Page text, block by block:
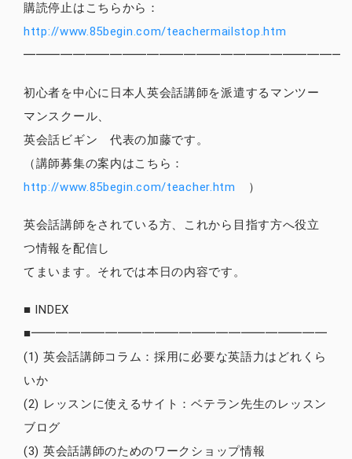
購読停止はこちらから：
http://www.85begin.com/teachermailstop.htm
初心者を中心に日本人英会話講師を派遣するマンツー
マンスクール、
英会話ビギン 代表の加藤です。
（講師募集の案内はこちら：
http://www.85begin.com/teacher.htm
）
英会話講師をされている方、これから目指す方へ役立
つ情報を配信し
てまいます。それでは本日の内容です。
■ INDEX
■━━━━━━━━━━━━━━━━━━━━━━━━
(1) 英会話講師コラム：採用に必要な英語力はどれくら
いか
(2) レッスンに使えるサイト：ベテラン先生のレッスン
ブログ
(3) 英会話講師のためのワークショップ情報